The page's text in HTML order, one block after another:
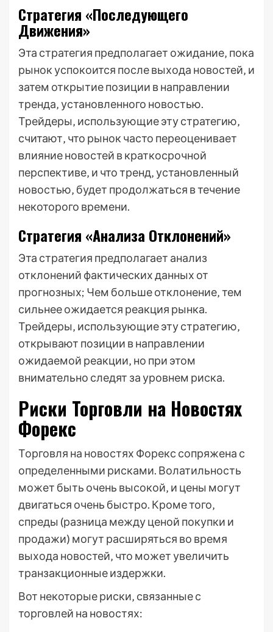
Стратегия «Последующего
Движения»
Эта стратегия предполагает ожидание‚ пока
рынок успокоится после выхода новостей‚ и
затем открытие позиции в направлении
тренда‚ установленного новостью.
Трейдеры‚ использующие эту стратегию‚
считают‚ что рынок часто переоценивает
влияние новостей в краткосрочной
перспективе‚ и что тренд‚ установленный
новостью‚ будет продолжаться в течение
некоторого времени.
Стратегия «Анализа Отклонений»
Эта стратегия предполагает анализ
отклонений фактических данных от
прогнозных; Чем больше отклонение‚ тем
сильнее ожидается реакция рынка.
Трейдеры‚ использующие эту стратегию‚
открывают позиции в направлении
ожидаемой реакции‚ но при этом
внимательно следят за уровнем риска.
Риски Торговли на Новостях
Форекс
Торговля на новостях Форекс сопряжена с
определенными рисками. Волатильность
может быть очень высокой‚ и цены могут
двигаться очень быстро. Кроме того‚
спреды (разница между ценой покупки и
продажи) могут расширяться во время
выхода новостей‚ что может увеличить
транзакционные издержки.
Вот некоторые риски‚ связанные с
торговлей на новостях: